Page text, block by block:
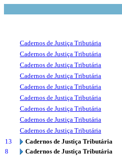
Cadernos de Justiça Tributária
Cadernos de Justiça Tributária
Cadernos de Justiça Tributária
Cadernos de Justiça Tributária
Cadernos de Justiça Tributária
Cadernos de Justiça Tributária
Cadernos de Justiça Tributária
Cadernos de Justiça Tributária
Cadernos de Justiça Tributária
13
Cadernos de Justiça Tributária
8
Cadernos de Justiça Tributária